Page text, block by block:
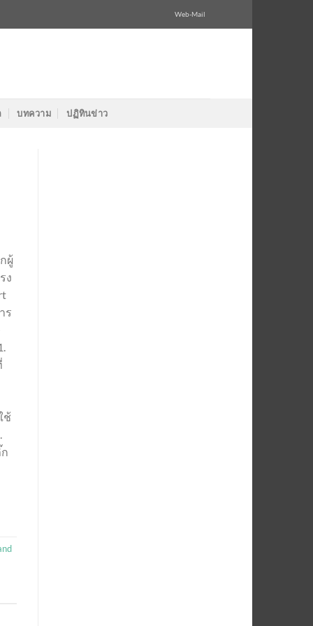
Web-Mail
บทความ ปฏิทินข่าว
ผู้
ง
ร
ช้